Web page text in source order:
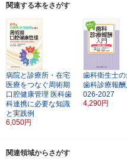
関連する本をさがす
病院と診療所・在宅
医療をつなぐ周術期
口腔健康管理 医科歯
科連携に必要な知識
と実践例
6,050円
歯科衛生士
歯科診療報
026-2027
4,290円
関連領域からさがす